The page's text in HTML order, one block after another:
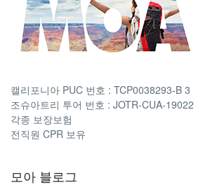
캘리포니아 PUC 번호 : TCP0038293-B 3
조슈아트리 투어 번호 : JOTR-CUA-19022
각종 보장보험
전직원 CPR 보유
모아 블로그